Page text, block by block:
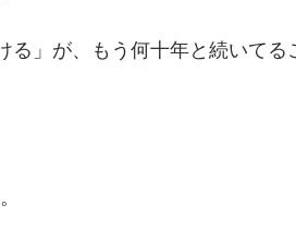
る」が、もう何十年と続いてる